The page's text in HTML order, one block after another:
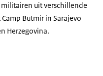
uit verschillende
Butmir in Sarajevo
Herzegovina.